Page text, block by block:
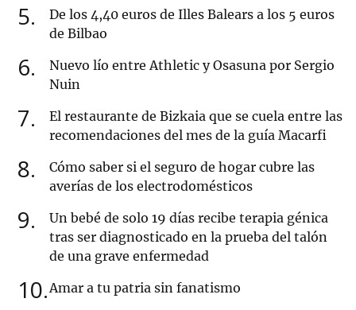
5
De los 4,40 euros de Illes Balears a los 5 euros
de Bilbao
6
Nuevo lío entre Athletic y Osasuna por Sergio
Nuin
7
El restaurante de Bizkaia que se cuela entre las
recomendaciones del mes de la guía Macarfi
8
Cómo saber si el seguro de hogar cubre las
averías de los electrodomésticos
9
Un bebé de solo 19 días recibe terapia génica
tras ser diagnosticado en la prueba del talón
de una grave enfermedad
10 Amar a tu patria sin fanatismo